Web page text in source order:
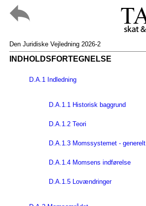
Den Juridiske Vejledning 2026-2
INDHOLDSFORTEGNELSE
D.A.1 Indledning
D.A.1.1 Historisk baggrund
D.A.1.2 Teori
D.A.1.3 Momssystemet - generelt
D.A.1.4 Momsens indførelse
D.A.1.5 Lovændringer